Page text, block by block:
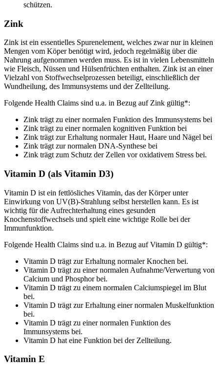
schützen.
Zink
Zink ist ein essentielles Spurenelement, welches zwar nur in kleinen
Mengen vom Köper benötigt wird, jedoch regelmäßig über die
Nahrung aufgenommen werden muss. Es ist in vielen Lebensmitteln
wie Fleisch, Nüssen und Hülsenfrüchten enthalten. Zink ist an einer
Vielzahl von Stoffwechselprozessen beteiligt, einschließlich der
Wundheilung, des Immunsystems und der Zellteilung.
Folgende Health Claims sind u.a. in Bezug auf Zink gültig*:
Zink trägt zu einer normalen Funktion des Immunsystems bei
Zink trägt zu einer normalen kognitiven Funktion bei
Zink trägt zur Erhaltung normaler Haut, Haare und Nägel bei
Zink trägt zur normalen DNA-Synthese bei
Zink trägt zum Schutz der Zellen vor oxidativem Stress bei.
Vitamin D (als Vitamin D3)
Vitamin D ist ein fettlösliches Vitamin, das der Körper unter
Einwirkung von UV(B)-Strahlung selbst herstellen kann. Es ist
wichtig für die Aufrechterhaltung eines gesunden
Knochenstoffwechsels und spielt eine wichtige Rolle bei der
Immunfunktion.
Folgende Health Claims sind u.a. in Bezug auf Vitamin D gültig*:
Vitamin D trägt zur Erhaltung normaler Knochen bei.
Vitamin D trägt zu einer normalen Aufnahme/Verwertung von
Calcium und Phosphor bei.
Vitamin D trägt zu einem normalen Calciumspiegel im Blut
bei.
Vitamin D trägt zur Erhaltung einer normalen Muskelfunktion
bei.
Vitamin D trägt zu einer normalen Funktion des
Immunsystems bei.
Vitamin D hat eine Funktion bei der Zellteilung.
Vitamin E